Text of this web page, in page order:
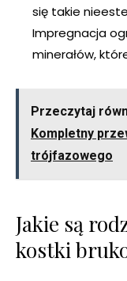
się takie
Impregnacja
minerałów,
Przeczytaj
Kompletny
trójfazowego
Jakie są
kostki